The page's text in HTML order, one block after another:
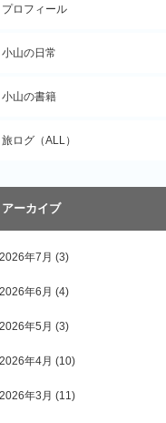
プロフィール
小山の日常
小山の書籍
旅ログ（ALL）
アーカイブ
2026年7月 (3)
2026年6月 (4)
2026年5月 (3)
2026年4月 (10)
2026年3月 (11)